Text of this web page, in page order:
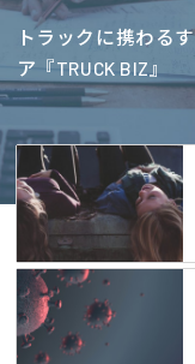
トラックに携わる
ア『TRUCK BIZ』